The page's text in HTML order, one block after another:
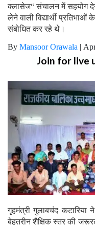
क्लासेज“ संचालन में सहयोग
लेने वाली विद्यार्थी
संबोधित कर रहे थे।
By Mansoor Orawala |
Join for live
गृहमंत्री गुलाबचंद
बेहतरीन शैक्षिक स्तर की